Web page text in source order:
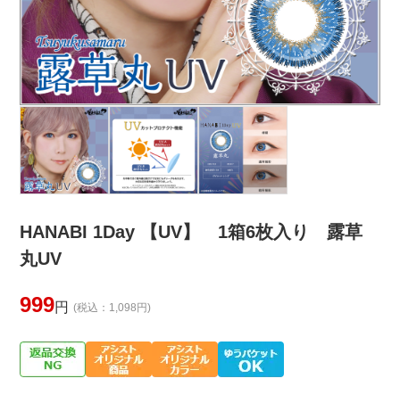
HANABI 1Day 【UV】 1箱6枚入り 露草
丸UV
999円 (税込：1,098円)